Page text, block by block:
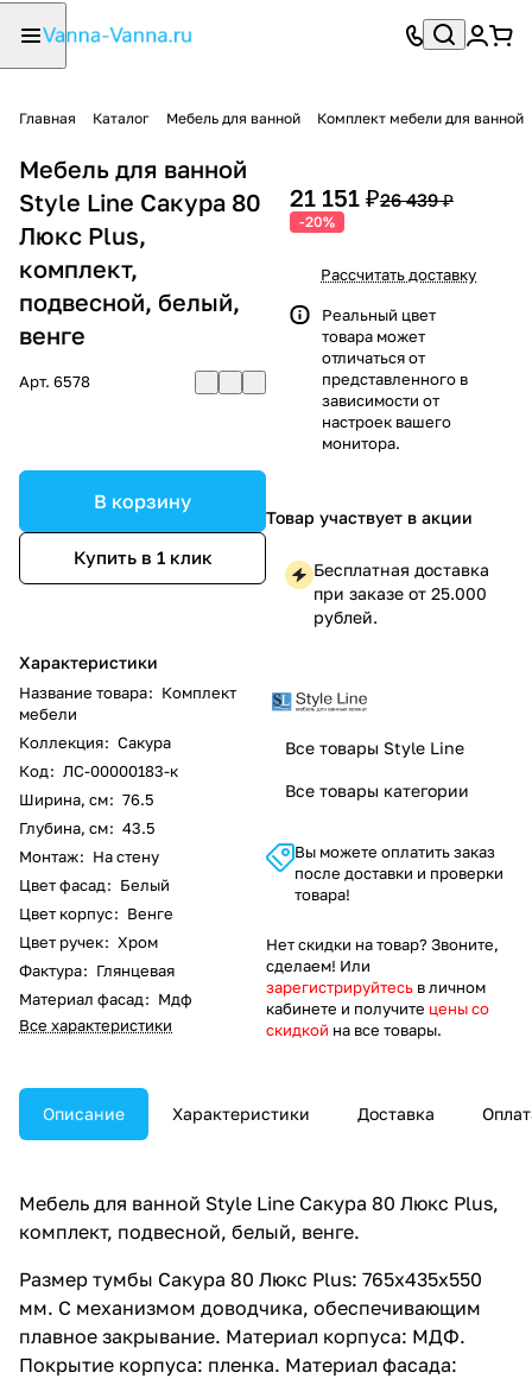
Главная Каталог Мебель для ванной Комплект мебели для ванной
Мебель для ванной
Style Line Сакура 80
Люкс Plus,
комплект,
подвесной, белый,
венге
Арт. 6578
В корзину
Купить в 1 клик
Характеристики
Название товара: Комплект
мебели
Коллекция: Сакура
Код: ЛС-00000183-к
Ширина, см: 76.5
Глубина, см: 43.5
Монтаж: На стену
Цвет фасад: Белый
Цвет корпус: Венге
Цвет ручек: Хром
Фактура: Глянцевая
Материал фасад: Мдф
Все характеристики
21 151 ₽26 439 ₽
-20%
Рассчитать доставку
Реальный цвет
товара может
отличаться от
представленного в
зависимости от
настроек вашего
монитора.
Товар участвует в акции
Бесплатная доставка
при заказе от 25.000
рублей.
Все товары Style Line
Все товары категории
Вы можете оплатить заказ
после доставки и проверки
товара!
Нет скидки на товар? Звоните,
сделаем! Или
зарегистрируйтесь в личном
кабинете и получите цены со
скидкой на все товары.
Описание Характеристики Доставка
Мебель для ванной Style Line Сакура 80 Люкс Plus,
комплект, подвесной, белый, венге.
Размер тумбы Сакура 80 Люкс Plus: 765x435x550
мм. С механизмом доводчика, обеспечивающим
плавное закрывание. Материал корпуса: МДФ.
Покрытие корпуса: пленка. Материал фасада: